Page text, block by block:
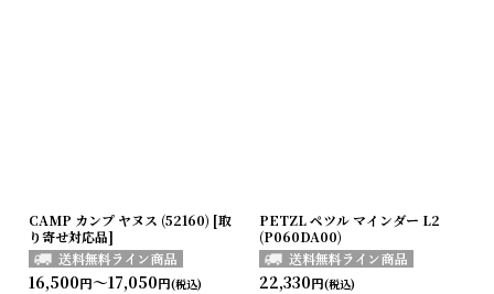
CAMP カンプ ヤヌス (52160) [取
り寄せ対応品]
16,500円～17,050円(税込)
PETZL ペツル マインダー L2
(P060DA00)
22,330円(税込)